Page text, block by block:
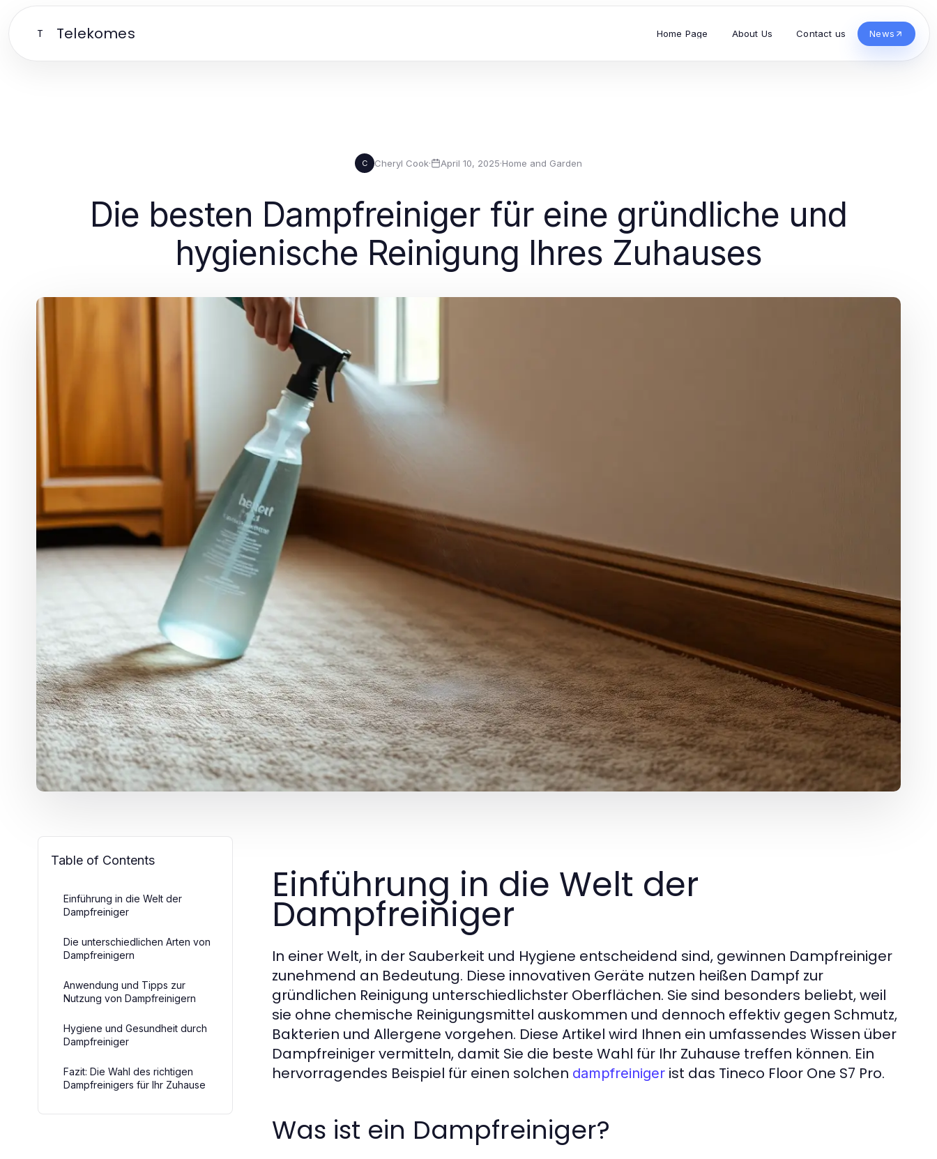
T Telekomes Home Page About Us Contact us News
C Cheryl Cook· April 10, 2025·Home and Garden
Die besten Dampfreiniger für eine gründliche und
hygienische Reinigung Ihres Zuhauses
Table of Contents
Einführung in die Welt der
Dampfreiniger
Die unterschiedlichen Arten von
Dampfreinigern
Anwendung und Tipps zur
Nutzung von Dampfreinigern
Hygiene und Gesundheit durch
Dampfreiniger
Fazit: Die Wahl des richtigen
Dampfreinigers für Ihr Zuhause
Einführung in die Welt der
Dampfreiniger
In einer Welt, in der Sauberkeit und Hygiene entscheidend sind, gewinnen Dampfreiniger
zunehmend an Bedeutung. Diese innovativen Geräte nutzen heißen Dampf zur
gründlichen Reinigung unterschiedlichster Oberflächen. Sie sind besonders beliebt, weil
sie ohne chemische Reinigungsmittel auskommen und dennoch effektiv gegen Schmutz,
Bakterien und Allergene vorgehen. Diese Artikel wird Ihnen ein umfassendes Wissen über
Dampfreiniger vermitteln, damit Sie die beste Wahl für Ihr Zuhause treffen können. Ein
hervorragendes Beispiel für einen solchen dampfreiniger ist das Tineco Floor One S7 Pro.
Was ist ein Dampfreiniger?